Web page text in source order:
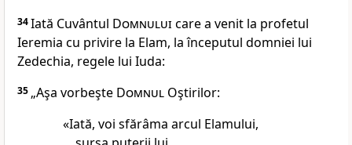
34Iată Cuvântul Domnului care a venit la profetul
Ieremia cu privire la Elam, la începutul domniei lui
Zedechia, regele lui Iuda:
35 „Aşa vorbeşte Domnul Oştirilor:
«Iată, voi sfărâma arcul Elamului,